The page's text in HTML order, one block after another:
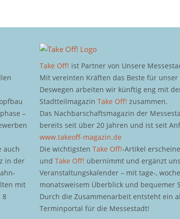
–
auch
in der
mit
8
Take Off! ist Partner von Unsere
Mit vereinten Kräften das Beste für
Deswegen arbeiten wir künftig eng mit
StadtteilmagazinTake Off! zusammen.
Das Nachbarschaftsmagazin der
bereits seit über 20 Jahren und ist seit
www.takeoff-magazin.de
Die wichtigstenTake Off!-Artikel
undTake Off! übernimmt und ergänzt
Veranstaltungskalender – mit tage-,
monatsweisem Überblick und bequemer
Durch die Zusammenarbeit entsteht ein
Terminportal für die Messestadt!